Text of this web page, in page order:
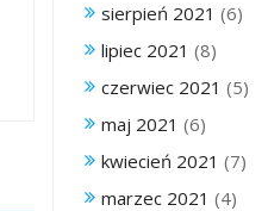
sierpień 2021 (6)
lipiec 2021 (8)
czerwiec 2021 (5)
maj 2021 (6)
kwiecień 2021 (7)
marzec 2021 (4)